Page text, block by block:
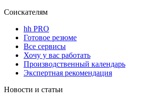
Соискателям
hh PRO
Готовое резюме
Все сервисы
Хочу у вас работать
Производственный календарь
Экспертная рекомендация
Новости и статьи